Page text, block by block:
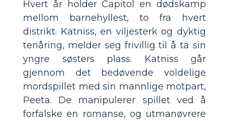
Hvert år holder Capitol en dødskamp
mellom barnehyllest, to fra hvert
distrikt. Katniss, en viljesterk og dyktig
tenåring, melder seg frivillig til å ta sin
yngre søsters plass. Katniss går
gjennom det bedøvende voldelige
mordspillet med sin mannlige motpart,
Peeta. De manipulerer spillet ved å
forfalske en romanse, og utmanøvrere